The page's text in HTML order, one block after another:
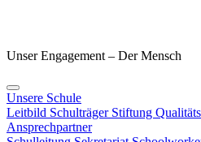
Unser Engagement – Der Mensch
Unsere Schule
Leitbild Schulträger Stiftung
Ansprechpartner